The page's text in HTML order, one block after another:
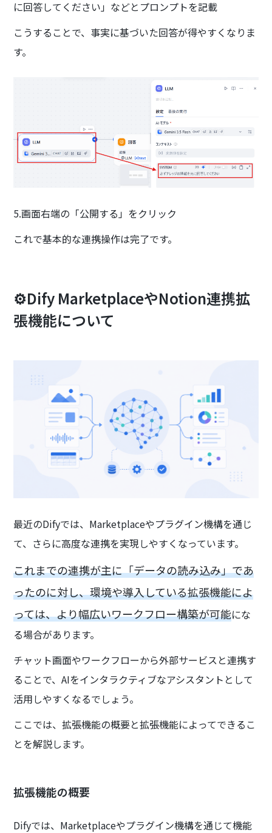
に回答してください」などとプロンプトを記載
こうすることで、事実に基づいた回答が得やすくなりま
す。
5.画面右端の「公開する」をクリック
これで基本的な連携操作は完了です。
⚙️Dify MarketplaceやNotion連携拡
張機能について
最近のDifyでは、Marketplaceやプラグイン機構を通じ
て、さらに高度な連携を実現しやすくなっています。
これまでの連携が主に「データの読み込み」であ
ったのに対し、環境や導入している拡張機能によ
っては、より幅広いワークフロー構築が可能にな
る場合があります。
チャット画面やワークフローから外部サービスと連携す
ることで、AIをインタラクティブなアシスタントとして
活用しやすくなるでしょう。
ここでは、拡張機能の概要と拡張機能によってできるこ
とを解説します。
拡張機能の概要
Difyでは、Marketplaceやプラグイン機構を通じて機能